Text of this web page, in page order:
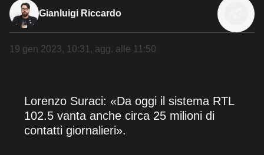
Gianluigi Riccardo
19 gen 2023, 10:31 , agg. alle 11:50
Lorenzo Suraci: «Da oggi il sistema RTL
102.5 vanta anche circa 25 milioni di
contatti giornalieri».